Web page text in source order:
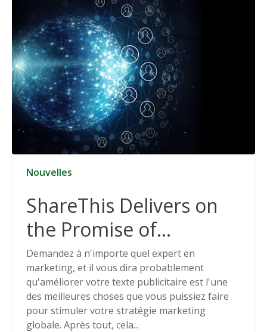
Nouvelles
ShareThis Delivers on
the Promise of
Cookieless Data
Solutions
Demandez à n'importe quel expert en
marketing, et il vous dira probablement
qu'améliorer votre texte publicitaire est l'une
des meilleures choses que vous puissiez faire
pour stimuler votre stratégie marketing
globale. Après tout, cela...